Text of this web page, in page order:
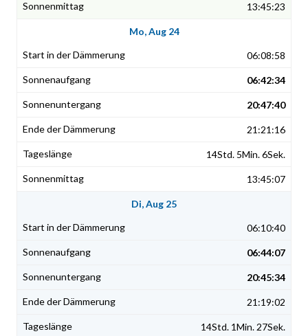
13:45:23
Mo, Aug 24
06:08:58
06:42:34
20:47:40
21:21:16
14Std. 5Min. 6Sek.
13:45:07
Di, Aug 25
06:10:40
06:44:07
20:45:34
21:19:02
14Std. 1Min. 27Sek.